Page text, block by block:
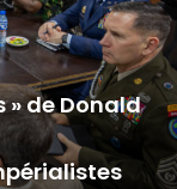
» de Donald